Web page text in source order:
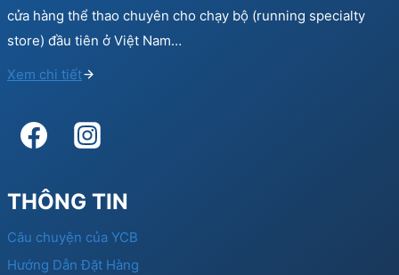
cửa hàng thể thao chuyên cho chạy bộ (running specialty
store) đầu tiên ở Việt Nam…
Xem chi tiết
THÔNG TIN
Câu chuyện của YCB
Hướng Dẫn Đặt Hàng